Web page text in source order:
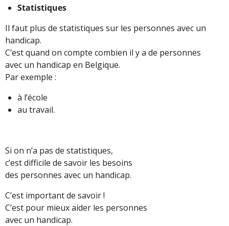
Statistiques
Il faut plus de statistiques sur les personnes avec un
handicap.
C’est quand on compte combien il y a de personnes
avec un handicap en Belgique.
Par exemple :
à l’école
au travail.
Si on n’a pas de statistiques,
c’est difficile de savoir les besoins
des personnes avec un handicap.
C’est important de savoir !
C’est pour mieux aider les personnes
avec un handicap.